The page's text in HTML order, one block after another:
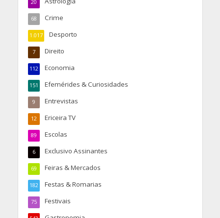
20
Crime
68
Desporto
1.017
Direito
7
Economia
112
Efemérides & Curiosidades
151
Entrevistas
9
Ericeira TV
12
Escolas
89
Exclusivo Assinantes
6
Feiras & Mercados
69
Festas & Romarias
182
Festivais
75